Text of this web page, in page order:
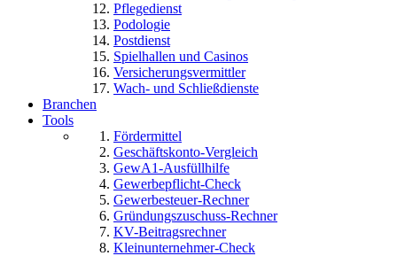
Pflegedienst
Podologie
Postdienst
Spielhallen und Casinos
Versicherungsvermittler
Wach- und Schließdienste
Branchen
Tools
Fördermittel
Geschäftskonto-Vergleich
GewA1-Ausfüllhilfe
Gewerbepflicht-Check
Gewerbesteuer-Rechner
Gründungszuschuss-Rechner
KV-Beitragsrechner
Kleinunternehmer-Check